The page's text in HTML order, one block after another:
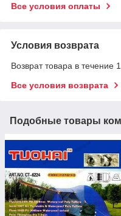
Все условия оплаты
Условия возврата
Возврат товара в течение
Все условия возврата
Подобные товары